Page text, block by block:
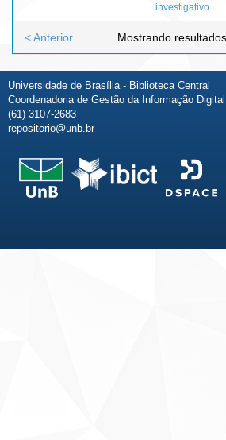
investigativo
Mostrando
< Anterior
Universidade de Brasília - Biblioteca Central
Coordenadoria de Gestão da Informação
(61) 3107-2683
repositorio@unb.br